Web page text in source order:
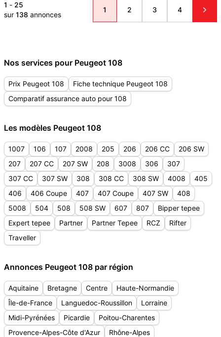
1 - 25
sur 138 annonces
1 2 3 4
Nos services pour Peugeot 108
Prix Peugeot 108
Fiche technique Peugeot 108
Comparatif assurance auto pour 108
Les modèles Peugeot 108
1007 106 107 2008 205 206 206 CC
206 SW
207
207 CC 207 SW 208 3008 306
307
307 CC
307 SW 308 308 CC 308 SW 4008
405
406
406 Coupe 407 407 Coupe 407 SW
408
5008
504 508 508 SW 607 807
Bipper tepee
Expert tepee
Partner Partner Tepee RCZ
Rifter
Traveller
Annonces Peugeot 108 par région
Aquitaine Bretagne Centre
Haute-Normandie
Île-de-France
Languedoc-Roussillon
Lorraine
Midi-Pyrénées
Picardie
Poitou-Charentes
Provence-Alpes-Côte d'Azur
Rhône-Alpes